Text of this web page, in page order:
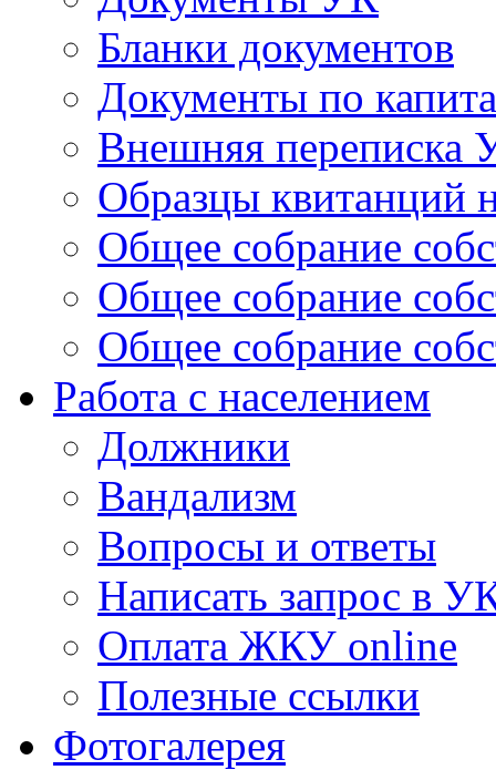
Бланки документов
Документы по
Внешняя переписка
Образцы квитанций
Общее собрание
Общее собрание
Общее собрание
Работа с населением
Должники
Вандализм
Вопросы и ответы
Написать запрос в
Оплата ЖКУ online
Полезные ссылки
Фотогалерея